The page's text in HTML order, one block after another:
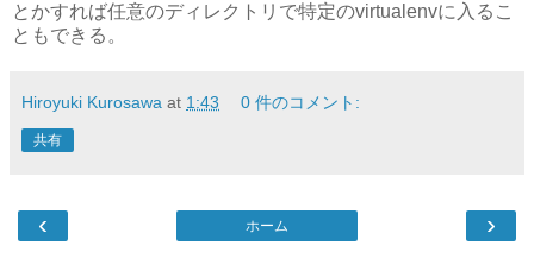
とかすれば任意のディレクトリで特定のvirtualenvに入るこ
ともできる。
Hiroyuki Kurosawa at 1:43 0 件のコメント:
共有
‹ ›
ホーム